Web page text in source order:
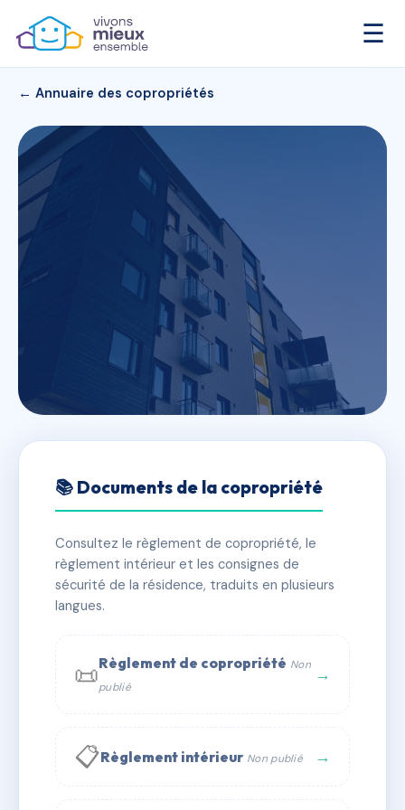
☰
← Annuaire des copropriétés
SDC 4 place Saint Epvre
✓ Immatriculée 🏠 12 lots 🏗 1 bâtiment(s)
📞 Contacter Syndic Digital
📚 Documents de la copropriété
Consultez le règlement de copropriété, le
règlement intérieur et les consignes de
sécurité de la résidence, traduits en plusieurs
langues.
📜Règlement de copropriété Non
publié
→
📋Règlement intérieur Non publié →